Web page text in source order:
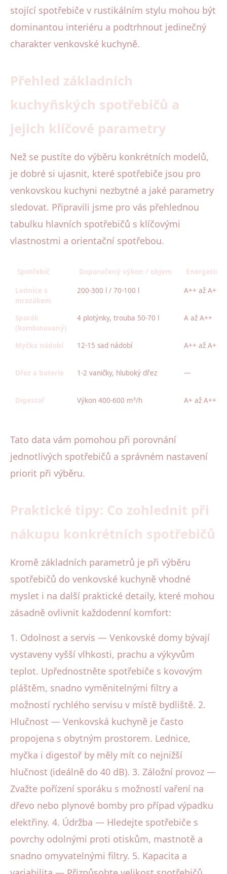
stojící spotřebiče v rustikálním stylu mohou být
dominantou interiéru a podtrhnout jedinečný
charakter venkovské kuchyně.
Přehled základních
kuchyňských spotřebičů a
jejich klíčové parametry
Než se pustíte do výběru konkrétních modelů,
je dobré si ujasnit, které spotřebiče jsou pro
venkovskou kuchyni nezbytné a jaké parametry
sledovat. Připravili jsme pro vás přehlednou
tabulku hlavních spotřebičů s klíčovými
vlastnostmi a orientační spotřebou.
Spotřebič Doporučený výkon / objem
Lednice s
mrazákem
200-300 l / 70-100 l A++ až A+++
Sporák
(kombinovaný)
4 plotýnky, trouba 50-70 l A až A++
Myčka nádobí 12-15 sad nádobí A++ až A+++
Dřez a baterie 1-2 vaničky, hluboký dřez —
Digestoř Výkon 400-600 m³/h A+ až A++
Tato data vám pomohou při porovnání
jednotlivých spotřebičů a správném nastavení
priorit při výběru.
Praktické tipy: Co zohlednit při
nákupu konkrétních spotřebičů
Kromě základních parametrů je při výběru
spotřebičů do venkovské kuchyně vhodné
myslet i na další praktické detaily, které mohou
zásadně ovlivnit každodenní komfort:
1. Odolnost a servis — Venkovské domy bývají
vystaveny vyšší vlhkosti, prachu a výkyvům
teplot. Upřednostněte spotřebiče s kovovým
pláštěm, snadno vyměnitelnými filtry a
možností rychlého servisu v místě bydliště. 2.
Hlučnost — Venkovská kuchyně je často
propojena s obytným prostorem. Lednice,
myčka i digestoř by měly mít co nejnižší
hlučnost (ideálně do 40 dB). 3. Záložní provoz —
Zvažte pořízení sporáku s možností vaření na
dřevo nebo plynové bomby pro případ výpadku
elektřiny. 4. Údržba — Hledejte spotřebiče s
povrchy odolnými proti otiskům, mastnotě a
snadno omyvatelnými filtry. 5. Kapacita a